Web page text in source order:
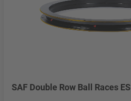
SAF Double Row Ball Races ES